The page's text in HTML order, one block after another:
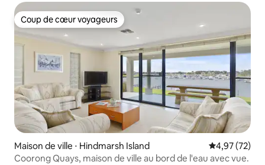
Coup de cœur voyageurs
Coup de cœur voyageurs
Maison de ville ⋅ Hindmarsh Island Évaluation
4,97 (72)
Coorong Quays, maison de ville au bord de l'eau avec vue.